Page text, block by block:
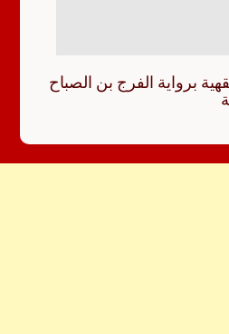
برواية الفرج بن الصباح